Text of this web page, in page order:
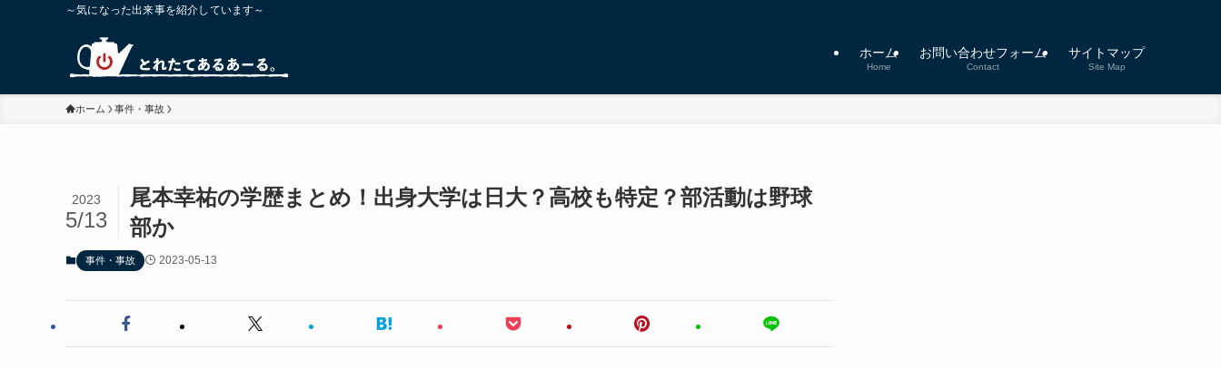
～気になった出来事を紹介しています～
ホーム
Home
お問い合わせフォーム
Contact
サイトマップ
Site Map
ホーム 事件・事故
尾本幸祐の学歴まとめ！出身大学は日大？高校も特定？部活動は野球
部か
2023
5/13
事件・事故 2023-05-13